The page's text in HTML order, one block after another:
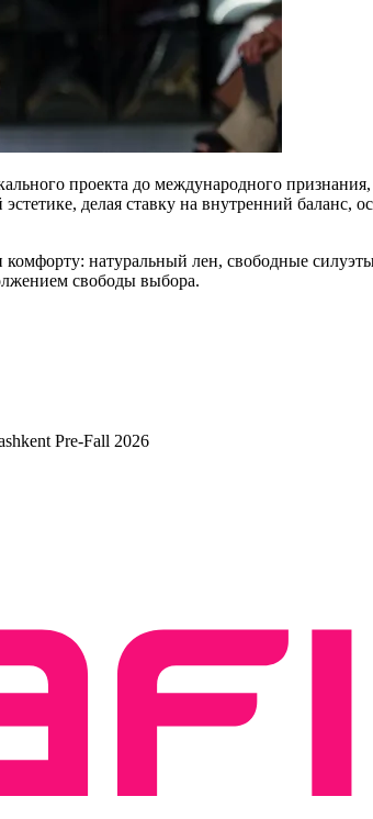
проекта до международного
делая ставку на внутренний
натуральный лен, свободные
свободы выбора.
Pre-Fall 2026